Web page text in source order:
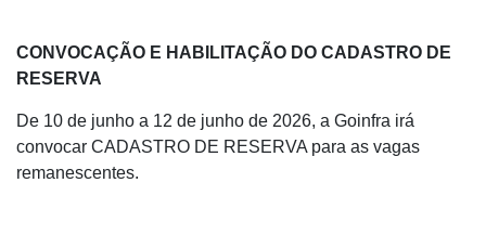
CONVOCAÇÃO E HABILITAÇÃO DO CADASTRO DE
RESERVA
De 10 de junho a 12 de junho de 2026, a Goinfra irá
convocar CADASTRO DE RESERVA para as vagas
remanescentes.